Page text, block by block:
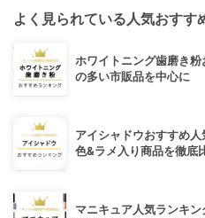
よく見られている人気おすす
ホワイトニング歯磨き
の多い市販品を中心に
アイシャドウおすすめ
色&ラメ入り商品を徹底
マニキュア人気ランキ